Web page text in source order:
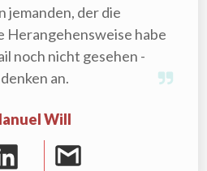
jemanden, der die
Herangehensweise habe
noch nicht gesehen -
an.
Will